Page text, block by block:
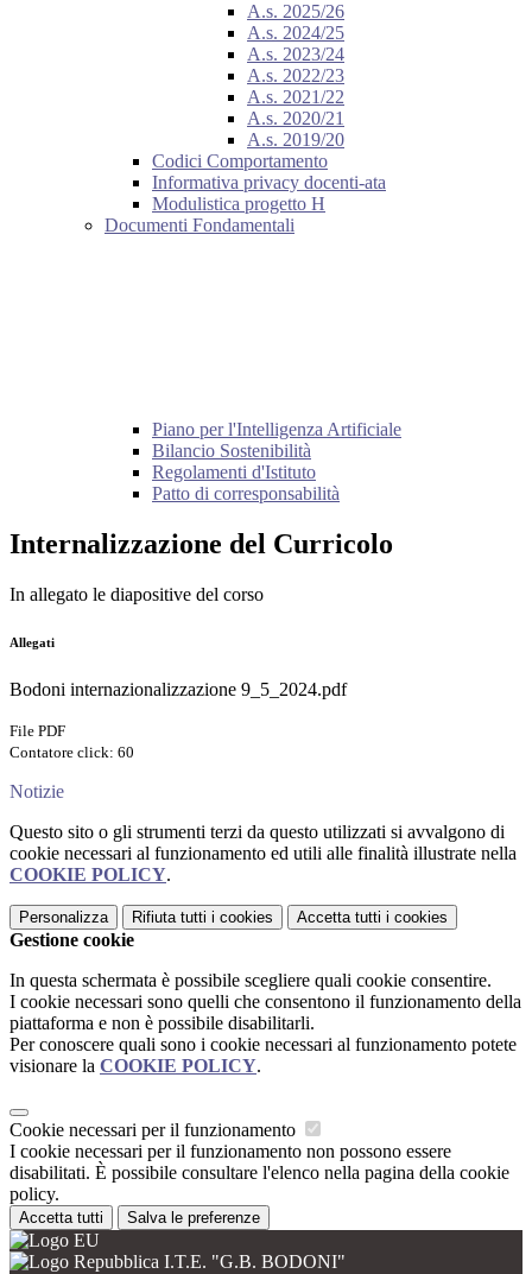
A.s. 2025/26
A.s. 2024/25
A.s. 2023/24
A.s. 2022/23
A.s. 2021/22
A.s. 2020/21
A.s. 2019/20
Codici Comportamento
Informativa privacy docenti-ata
Modulistica progetto H
Documenti Fondamentali
Piano per l'Intelligenza Artificiale
Bilancio Sostenibilità
Regolamenti d'Istituto
Patto di corresponsabilità
Internalizzazione del Curricolo
In allegato le diapositive del corso
Allegati
Bodoni internazionalizzazione 9_5_2024.pdf
File PDF
Contatore click: 60
Notizie
Questo sito o gli strumenti terzi da questo utilizzati si avvalgono di
cookie necessari al funzionamento ed utili alle finalità illustrate nella
COOKIE POLICY.
Personalizza Rifiuta tutti i cookies Accetta tutti i cookies
Gestione cookie
In questa schermata è possibile scegliere quali cookie consentire.
I cookie necessari sono quelli che consentono il funzionamento della
piattaforma e non è possibile disabilitarli.
Per conoscere quali sono i cookie necessari al funzionamento potete
visionare la COOKIE POLICY.
Cookie necessari per il funzionamento
I cookie necessari per il funzionamento non possono essere
disabilitati. È possibile consultare l'elenco nella pagina della cookie
policy.
Accetta tutti Salva le preferenze
I.T.E. "G.B. BODONI"